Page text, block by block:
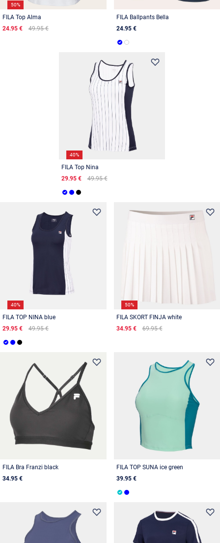
50%
FILA Top Alma
24.95 €
49.95 €
FILA Ballpants Bella
24.95 €
40%
FILA Top Nina
29.95 €
49.95 €
40%
FILA TOP NINA blue
29.95 €
49.95 €
50%
FILA SKORT FINJA white
34.95 €
69.95 €
FILA Bra Franzi black
34.95 €
FILA TOP SUNA ice green
39.95 €